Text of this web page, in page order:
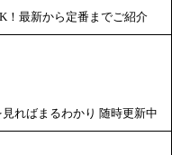
！最新から定番までご紹介
ればまるわかり 随時更新中